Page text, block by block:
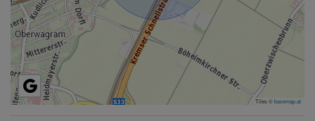
Tiles ©basemap.at